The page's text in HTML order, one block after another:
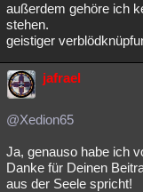
außerdem gehöre ich
stehen.
geistiger
jafrael
@Xedion65
Ja, genauso habe ich
Danke für Deinen
aus der Seele spricht!